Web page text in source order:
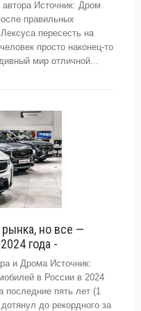
Источник: Дром
правильных
пересесть на
просто наконец-то
мир отличной...
но все —
года -
и Дрома Источник:
в России в 2024
последние пять лет (1
до рекордного за